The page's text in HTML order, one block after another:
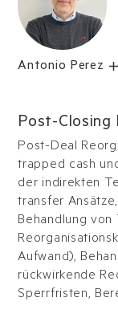
Antonio Perez
Post-Closing
Post-Deal
trapped cash
der indirekten
transfer
Behandlung von
Aufwand),
rückwirkende
Sperrfristen,